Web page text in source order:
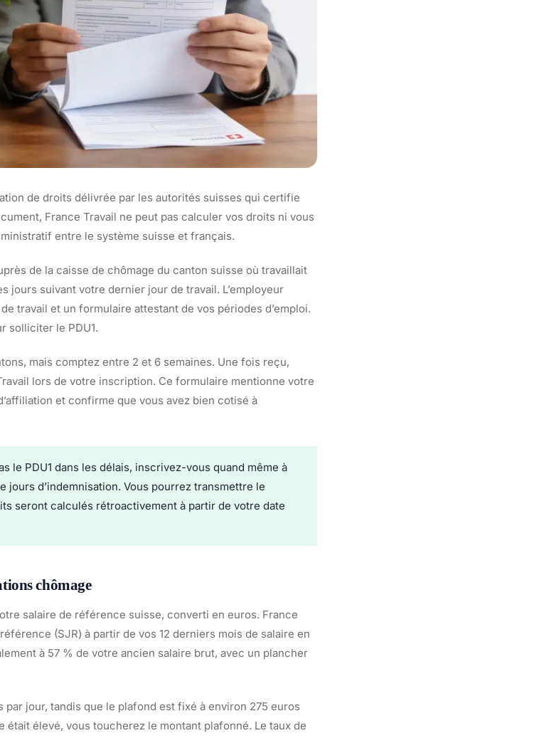
de droits délivrée par les autorités suisses qui certifie
France Travail ne peut pas calculer vos droits ni vous
entre le système suisse et français.
de la caisse de chômage du canton suisse où travaillait
jours suivant votre dernier jour de travail. L’employeur
travail et un formulaire attestant de vos périodes d’emploi.
solliciter le PDU1.
mais comptez entre 2 et 6 semaines. Une fois reçu,
lors de votre inscription. Ce formulaire mentionne votre
et confirme que vous avez bien cotisé à
le PDU1 dans les délais, inscrivez-vous quand même à
jours d’indemnisation. Vous pourrez transmettre le
seront calculés rétroactivement à partir de votre date
chômage
salaire de référence suisse, converti en euros. France
(SJR) à partir de vos 12 derniers mois de salaire en
à 57 % de votre ancien salaire brut, avec un plancher
par jour, tandis que le plafond est fixé à environ 275 euros
était élevé, vous toucherez le montant plafonné. Le taux de